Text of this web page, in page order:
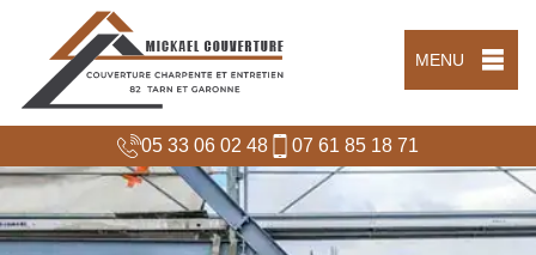
MENU
05 33 06 02 48 07 61 85 18 71